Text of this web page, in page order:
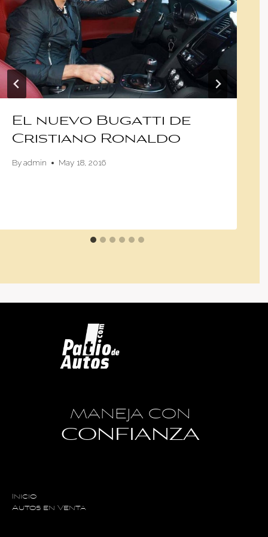
El nuevo Bugatti de
Cristiano Ronaldo
Byadmin May 18, 2016
MANEJA CON
CONFIANZA
Inicio
Autos en Venta